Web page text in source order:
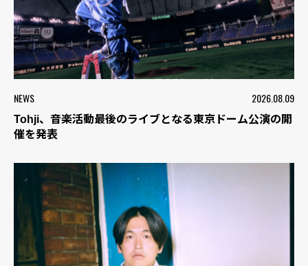
NEWS 2026.08.09
Tohji、音楽活動最後のライブとなる東京ドーム公演の開
催を発表